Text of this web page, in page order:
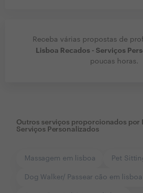
Receba várias propostas de
Lisboa Recados - Serviços
poucas horas.
Outros serviços proporcionados por
Serviços Personalizados
Massagem em lisboa Pet
Dog Walker/ Passear cão em lisboa